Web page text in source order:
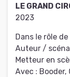
LE GRAND
2023
Dans le rôle de
Auteur /
Metteur en
Avec : Booder,